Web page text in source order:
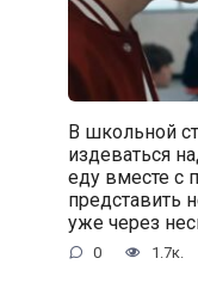
В школьной
издеваться
еду вместе с
представить
уже через
0 1.7к.